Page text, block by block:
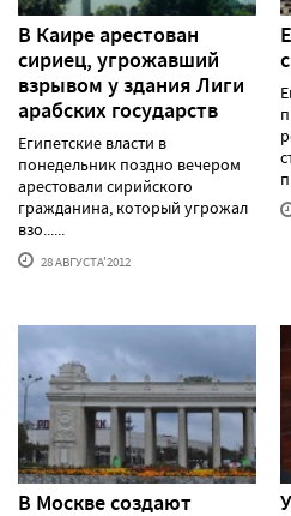
В Каире арестован
сириец, угрожавший
взрывом у здания Лиги
арабских государств
Египетские власти в
понедельник поздно вечером
арестовали сирийского
гражданина, который угрожал
взо......
28 АВГУСТА'2012
В Москве создают